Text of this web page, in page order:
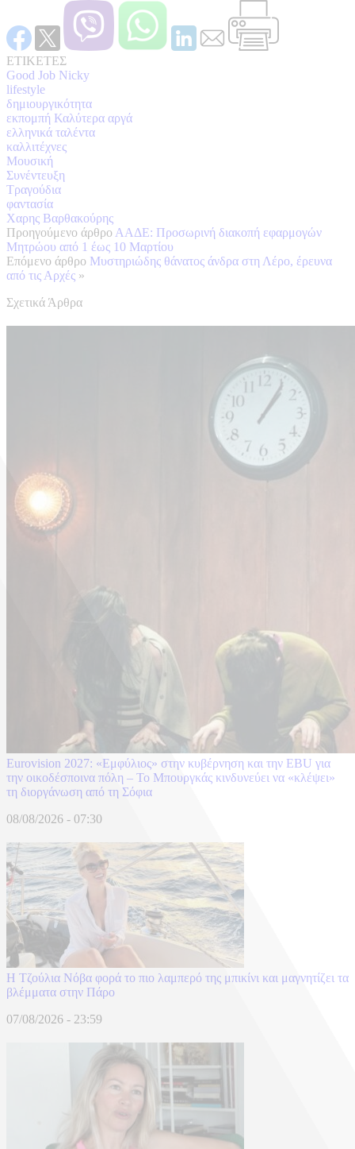
ΕΤΙΚΕΤΕΣ
Good Job Nicky
lifestyle
δημιουργικότητα
εκπομπή Καλύτερα αργά
ελληνικά ταλέντα
καλλιτέχνες
Μουσική
Συνέντευξη
Τραγούδια
φαντασία
Χαρης Βαρθακούρης
Προηγούμενο άρθρο ΑΑΔΕ: Προσωρινή διακοπή εφαρμογών
Μητρώου από 1 έως 10 Μαρτίου
Επόμενο άρθρο Μυστηριώδης θάνατος άνδρα στη Λέρο, έρευνα
από τις Αρχές »
Σχετικά Άρθρα
Eurovision 2027: «Εμφύλιος» στην κυβέρνηση και την EBU για
την οικοδέσποινα πόλη – Το Μπουργκάς κινδυνεύει να «κλέψει»
τη διοργάνωση από τη Σόφια
08/08/2026 - 07:30
Η Τζούλια Νόβα φορά το πιο λαμπερό της μπικίνι και μαγνητίζει τα
βλέμματα στην Πάρο
07/08/2026 - 23:59